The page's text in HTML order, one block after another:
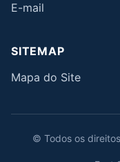
E-mail
SITEMAP
Mapa do Site
© Todos os